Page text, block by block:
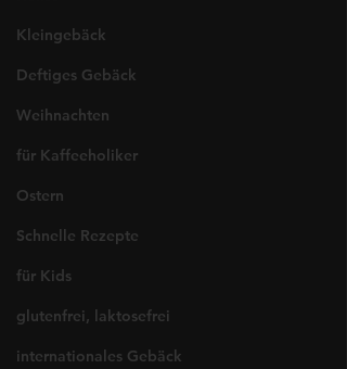
Kleingebäck
Deftiges Gebäck
Weihnachten
für Kaffeeholiker
Ostern
Schnelle Rezepte
für Kids
glutenfrei, laktosefrei
internationales Gebäck